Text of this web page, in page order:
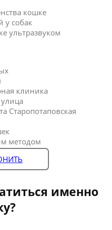
кошке
у собак
ультразвуком
клиника
Старопотаповская
методом
именно